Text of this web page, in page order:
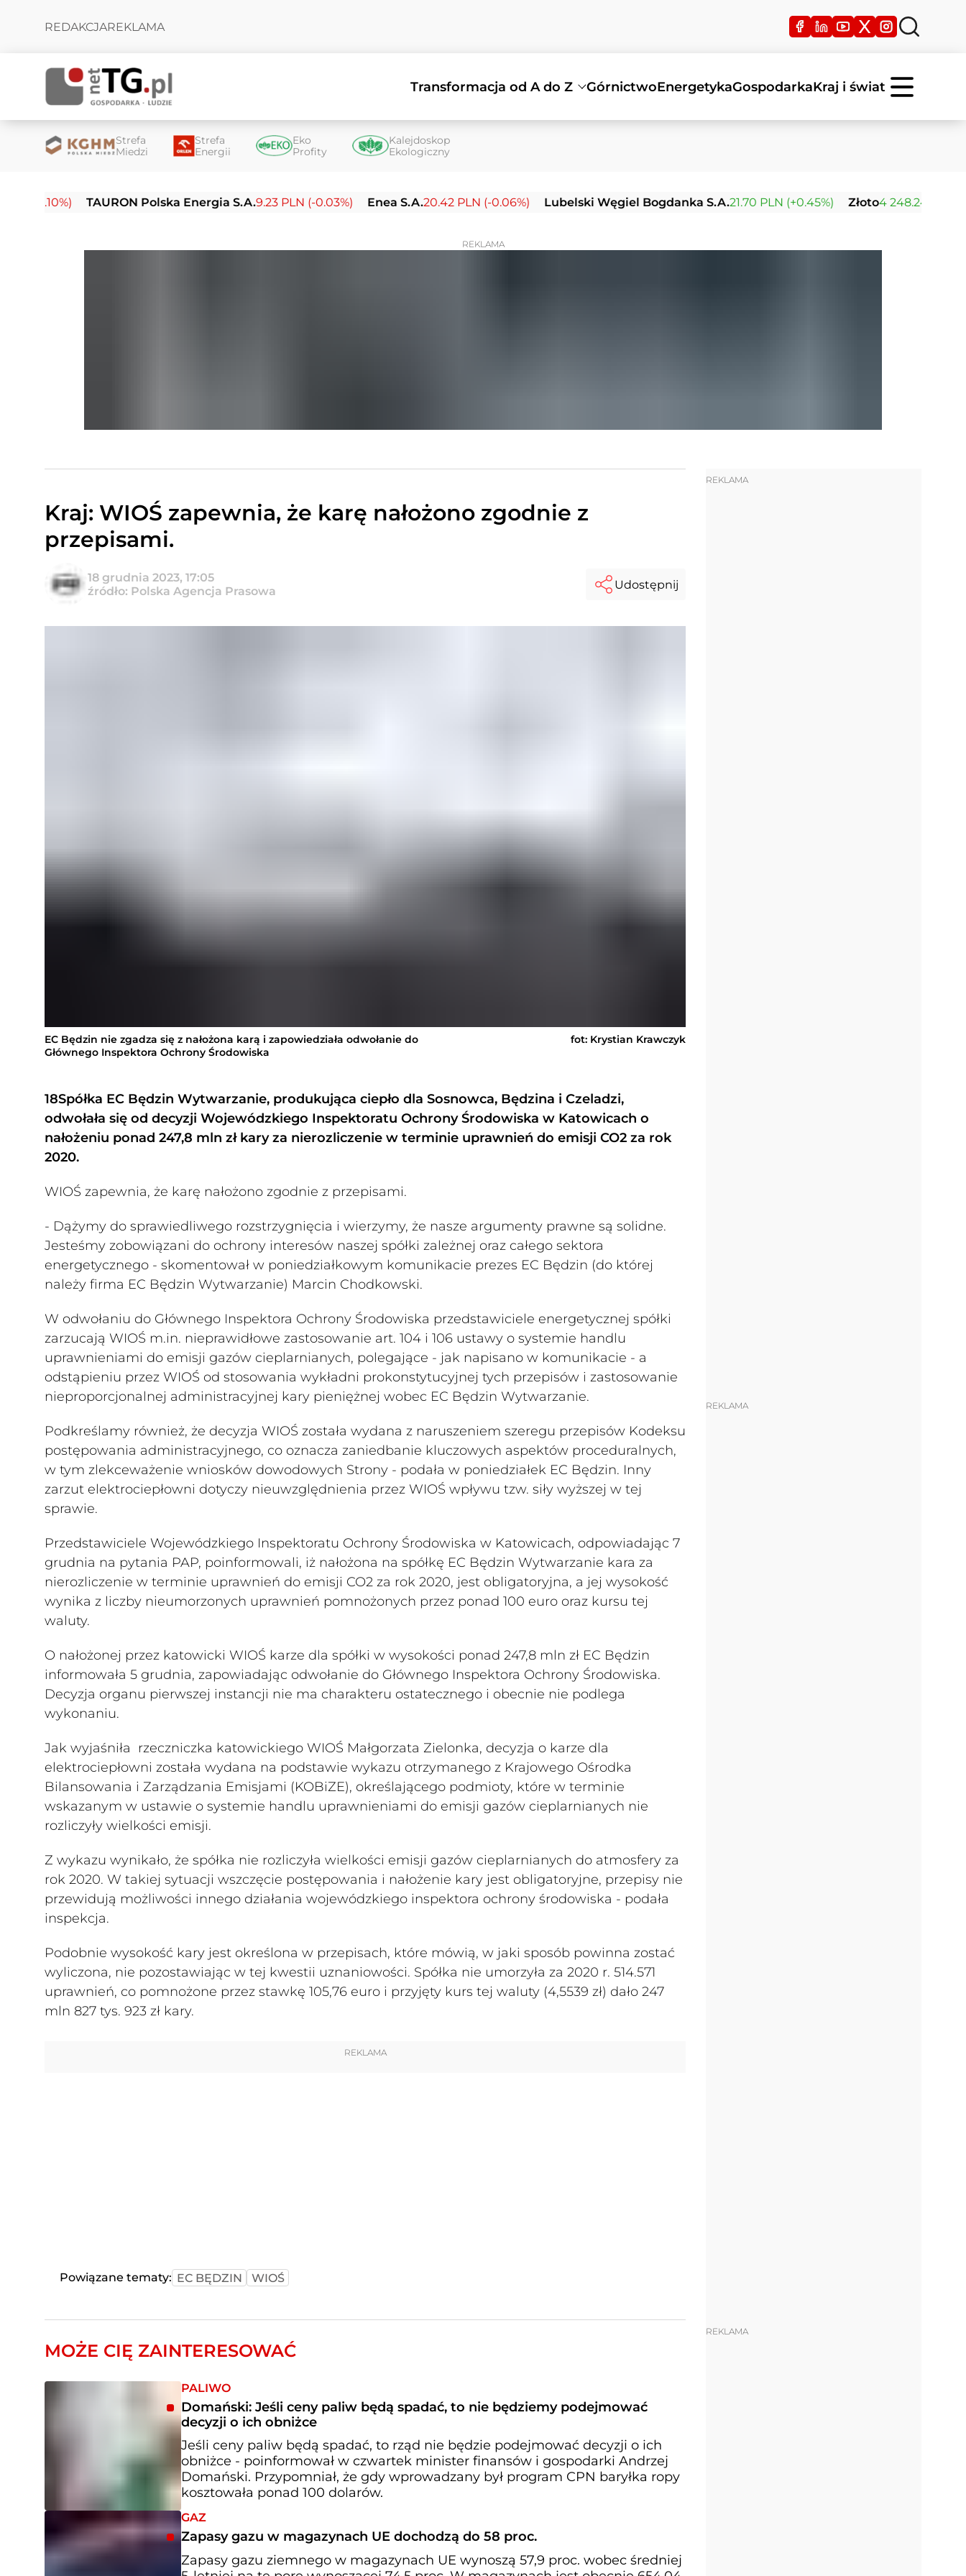
REDAKCJAREKLAMA
Transformacja od A do Z GórnictwoEnergetykaGospodarkaKraj i świat
Strefa
Miedzi
Strefa
Energii
Eko
Profity
Kalejdoskop
Ekologiczny
TAURON Polska Energia S.A.9.23 PLN (-0.03%) Enea S.A.20.42 PLN (-0.06%) Lubelski Węgiel Bogdanka S.A.21.70 PLN (+0.45%) Złoto4 248.24 USD (+0.03%)
REKLAMA
Kraj: WIOŚ zapewnia, że karę nałożono zgodnie z
przepisami.
18 grudnia 2023, 17:05
źródło: Polska Agencja Prasowa
Udostępnij
EC Będzin nie zgadza się z nałożona karą i zapowiedziała odwołanie do
Głównego Inspektora Ochrony Środowiska
fot: Krystian Krawczyk
18Spółka EC Będzin Wytwarzanie, produkująca ciepło dla Sosnowca, Będzina i Czeladzi,
odwołała się od decyzji Wojewódzkiego Inspektoratu Ochrony Środowiska w Katowicach o
nałożeniu ponad 247,8 mln zł kary za nierozliczenie w terminie uprawnień do emisji CO2 za rok
2020.
WIOŚ zapewnia, że karę nałożono zgodnie z przepisami.
- Dążymy do sprawiedliwego rozstrzygnięcia i wierzymy, że nasze argumenty prawne są solidne.
Jesteśmy zobowiązani do ochrony interesów naszej spółki zależnej oraz całego sektora
energetycznego - skomentował w poniedziałkowym komunikacie prezes EC Będzin (do której
należy firma EC Będzin Wytwarzanie) Marcin Chodkowski.
W odwołaniu do Głównego Inspektora Ochrony Środowiska przedstawiciele energetycznej spółki
zarzucają WIOŚ m.in. nieprawidłowe zastosowanie art. 104 i 106 ustawy o systemie handlu
uprawnieniami do emisji gazów cieplarnianych, polegające - jak napisano w komunikacie - a
odstąpieniu przez WIOŚ od stosowania wykładni prokonstytucyjnej tych przepisów i zastosowanie
nieproporcjonalnej administracyjnej kary pieniężnej wobec EC Będzin Wytwarzanie.
Podkreślamy również, że decyzja WIOŚ została wydana z naruszeniem szeregu przepisów Kodeksu
postępowania administracyjnego, co oznacza zaniedbanie kluczowych aspektów proceduralnych,
w tym zlekceważenie wniosków dowodowych Strony - podała w poniedziałek EC Będzin. Inny
zarzut elektrociepłowni dotyczy nieuwzględnienia przez WIOŚ wpływu tzw. siły wyższej w tej
sprawie.
Przedstawiciele Wojewódzkiego Inspektoratu Ochrony Środowiska w Katowicach, odpowiadając 7
grudnia na pytania PAP, poinformowali, iż nałożona na spółkę EC Będzin Wytwarzanie kara za
nierozliczenie w terminie uprawnień do emisji CO2 za rok 2020, jest obligatoryjna, a jej wysokość
wynika z liczby nieumorzonych uprawnień pomnożonych przez ponad 100 euro oraz kursu tej
waluty.
O nałożonej przez katowicki WIOŚ karze dla spółki w wysokości ponad 247,8 mln zł EC Będzin
informowała 5 grudnia, zapowiadając odwołanie do Głównego Inspektora Ochrony Środowiska.
Decyzja organu pierwszej instancji nie ma charakteru ostatecznego i obecnie nie podlega
wykonaniu.
Jak wyjaśniła rzeczniczka katowickiego WIOŚ Małgorzata Zielonka, decyzja o karze dla
elektrociepłowni została wydana na podstawie wykazu otrzymanego z Krajowego Ośrodka
Bilansowania i Zarządzania Emisjami (KOBiZE), określającego podmioty, które w terminie
wskazanym w ustawie o systemie handlu uprawnieniami do emisji gazów cieplarnianych nie
rozliczyły wielkości emisji.
Z wykazu wynikało, że spółka nie rozliczyła wielkości emisji gazów cieplarnianych do atmosfery za
rok 2020. W takiej sytuacji wszczęcie postępowania i nałożenie kary jest obligatoryjne, przepisy nie
przewidują możliwości innego działania wojewódzkiego inspektora ochrony środowiska - podała
inspekcja.
Podobnie wysokość kary jest określona w przepisach, które mówią, w jaki sposób powinna zostać
wyliczona, nie pozostawiając w tej kwestii uznaniowości. Spółka nie umorzyła za 2020 r. 514.571
uprawnień, co pomnożone przez stawkę 105,76 euro i przyjęty kurs tej waluty (4,5539 zł) dało 247
mln 827 tys. 923 zł kary.
REKLAMA
Powiązane tematy: EC BĘDZIN WIOŚ
REKLAMA
REKLAMA
MOŻE CIĘ ZAINTERESOWAĆ
PALIWO
Domański: Jeśli ceny paliw będą spadać, to nie będziemy podejmować
decyzji o ich obniżce
Jeśli ceny paliw będą spadać, to rząd nie będzie podejmować decyzji o ich
obniżce - poinformował w czwartek minister finansów i gospodarki Andrzej
Domański. Przypomniał, że gdy wprowadzany był program CPN baryłka ropy
kosztowała ponad 100 dolarów.
GAZ
Zapasy gazu w magazynach UE dochodzą do 58 proc.
Zapasy gazu ziemnego w magazynach UE wynoszą 57,9 proc. wobec średniej
REKLAMA